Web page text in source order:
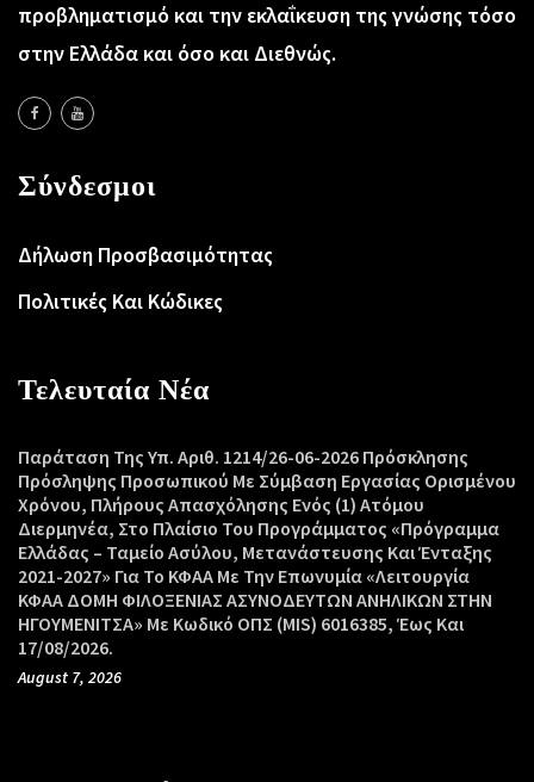
προβληματισμό και την εκλαΐκευση της γνώσης τόσο
στην Ελλάδα και όσο και Διεθνώς.
Σύνδεσμοι
Δήλωση Προσβασιμότητας
Πολιτικές Και Κώδικες
Τελευταία Νέα
Παράταση Της Υπ. Αριθ. 1214/26-06-2026 Πρόσκλησης
Πρόσληψης Προσωπικού Με Σύμβαση Εργασίας Ορισμένου
Χρόνου, Πλήρους Απασχόλησης Ενός (1) Ατόμου
Διερμηνέα, Στο Πλαίσιο Του Προγράμματος «Πρόγραμμα
Ελλάδας – Ταμείο Ασύλου, Μετανάστευσης Και Ένταξης
2021-2027» Για Το ΚΦΑΑ Με Την Επωνυμία «Λειτουργία
ΚΦΑΑ ΔΟΜΗ ΦΙΛΟΞΕΝΙΑΣ ΑΣΥΝΟΔΕΥΤΩΝ ΑΝΗΛΙΚΩΝ ΣΤΗΝ
ΗΓΟΥΜΕΝΙΤΣΑ» Με Κωδικό ΟΠΣ (MIS) 6016385, Έως Και
17/08/2026.
August 7, 2026